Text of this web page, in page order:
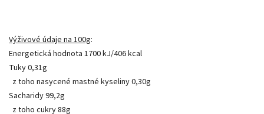
Výživové údaje na 100g:
Energetická hodnota 1700 kJ/406 kcal
Tuky 0,31g
z toho nasycené mastné kyseliny 0,30g
Sacharidy 99,2g
z toho cukry 88g